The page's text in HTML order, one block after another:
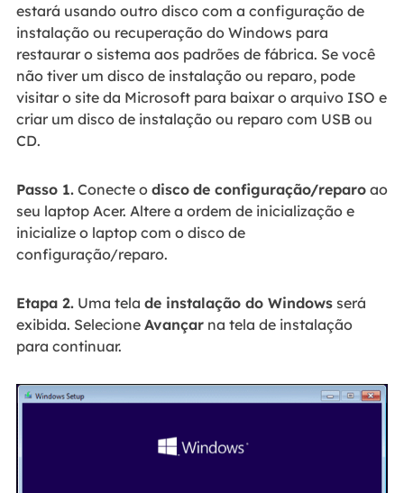
estará usando outro disco com a configuração de
instalação ou recuperação do Windows para
restaurar o sistema aos padrões de fábrica. Se você
não tiver um disco de instalação ou reparo, pode
visitar o site da Microsoft para baixar o arquivo ISO e
criar um disco de instalação ou reparo com USB ou
CD.
Passo 1.Conecte o disco de configuração/reparoao
seu laptop Acer. Altere a ordem de inicialização e
inicialize o laptop com o disco de
configuração/reparo.
Etapa 2.Uma tela de instalação do Windowsserá
exibida. Selecione Avançarna tela de instalação
para continuar.